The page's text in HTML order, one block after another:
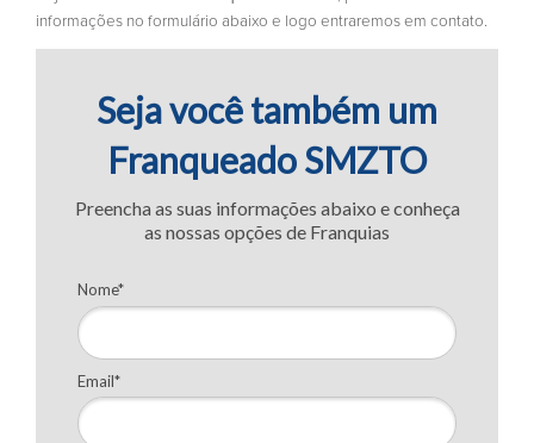
informações no formulário abaixo e logo entraremos em contato.
Seja você também um
Franqueado SMZTO
Preencha as suas informações abaixo e conheça
as nossas opções de Franquias
Nome*
Email*